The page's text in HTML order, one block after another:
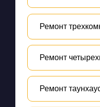
Ремонт
Ремонт
Ремонт